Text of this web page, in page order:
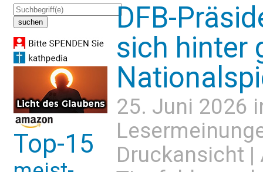
Top-15
DFB-
sich hinter
25. Juni 2026
Druckansicht |